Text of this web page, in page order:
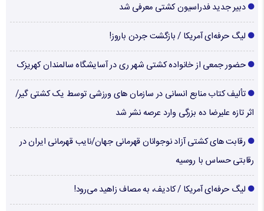
دبیر جدید فدراسیون کشتی معرفی شد
لیگ حرفه‌ای آمریکا / بازگشت جردن باروز!
حضور جمعی از خانواده کشتی شهر ری در آسایشگاه سالمندان کهریزک
تألیف کتاب منابع انسانی در سازمان های ورزشی توسط یک کشتی گیر/
اثر تازه علیرضا ده بزرگی وارد عرصه نشر شد
رقابت های کشتی آزاد نوجوانان قهرمانی جهان/نایب قهرمانی ایران در
رقابتی حساس با روسیه
لیگ حرفه‌ای آمریکا / کادیف، به مصاف زاهید می‌رود!